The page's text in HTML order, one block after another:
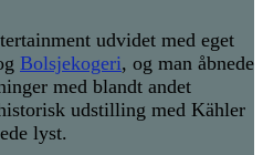
udvidet med eget
Bolsjekogeri, og man åbnede
med blandt andet
udstilling med Kähler
lyst.